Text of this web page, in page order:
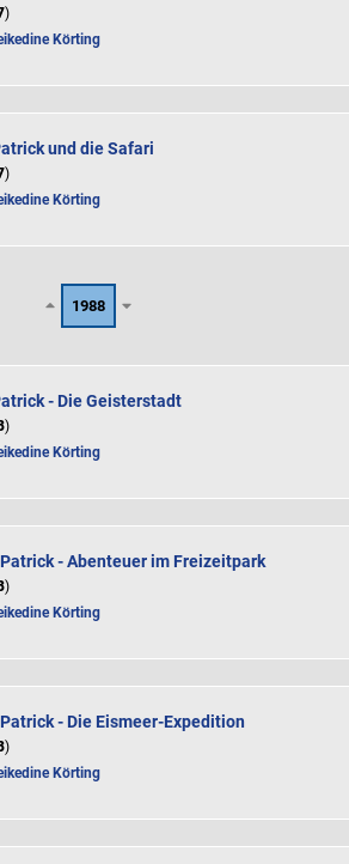
)
Körting
und die Safari
)
Körting
1988
- Die Geisterstadt
)
Körting
- Abenteuer im Freizeitpark
)
Körting
- Die Eismeer-Expedition
)
Körting